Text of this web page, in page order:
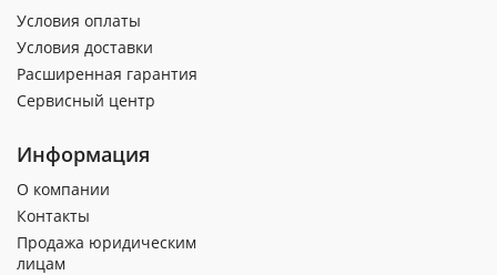
Условия оплаты
Условия доставки
Расширенная гарантия
Сервисный центр
Информация
О компании
Контакты
Продажа юридическим
лицам